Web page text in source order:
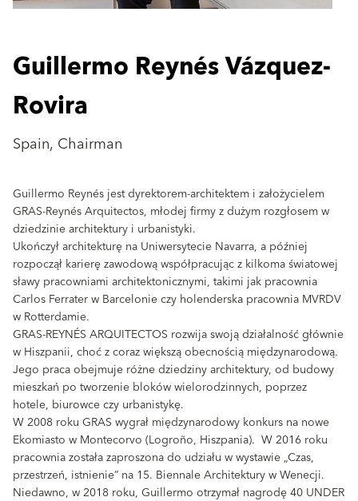
Guillermo Reynés Vázquez-
Rovira
Spain, Chairman
Guillermo Reynés jest dyrektorem-architektem i założycielem
GRAS-Reynés Arquitectos, młodej firmy z dużym rozgłosem w
dziedzinie architektury i urbanistyki.
Ukończył architekturę na Uniwersytecie Navarra, a później
rozpoczął karierę zawodową współpracując z kilkoma światowej
sławy pracowniami architektonicznymi, takimi jak pracownia
Carlos Ferrater w Barcelonie czy holenderska pracownia MVRDV
w Rotterdamie.
GRAS-REYNÉS ARQUITECTOS rozwija swoją działalność głównie
w Hiszpanii, choć z coraz większą obecnością międzynarodową.
Jego praca obejmuje różne dziedziny architektury, od budowy
mieszkań po tworzenie bloków wielorodzinnych, poprzez
hotele, biurowce czy urbanistykę.
W 2008 roku GRAS wygrał międzynarodowy konkurs na nowe
Ekomiasto w Montecorvo (Logroño, Hiszpania). W 2016 roku
pracownia została zaproszona do udziału w wystawie „Czas,
przestrzeń, istnienie” na 15. Biennale Architektury w Wenecji.
Niedawno, w 2018 roku, Guillermo otrzymał nagrodę 40 UNDER